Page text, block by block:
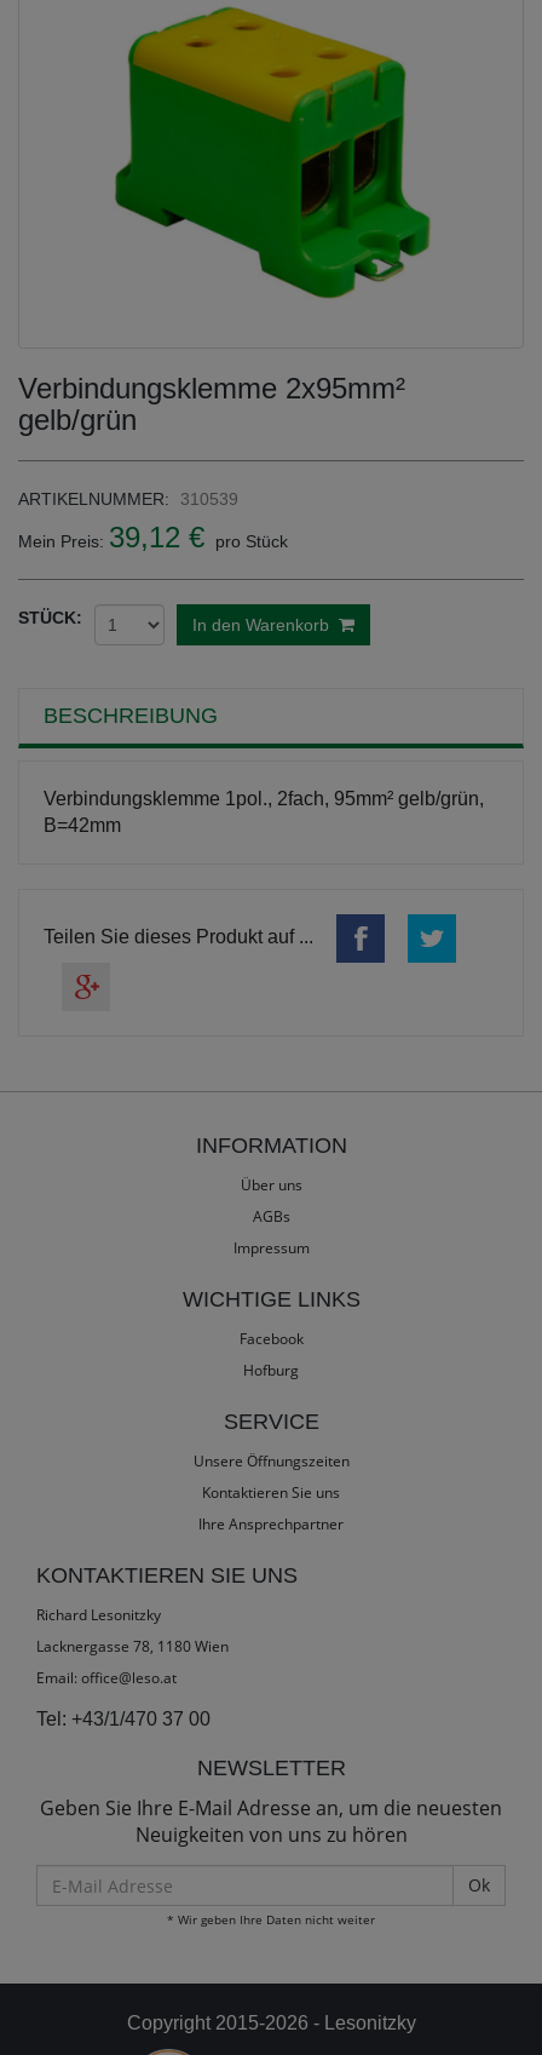
Verbindungsklemme 2x95mm²
gelb/grün
ARTIKELNUMMER: 310539
Mein Preis: 39,12 € pro Stück
STÜCK: In den Warenkorb
BESCHREIBUNG
Verbindungsklemme 1pol., 2fach, 95mm² gelb/grün,
B=42mm
Teilen Sie dieses Produkt auf ...
INFORMATION
Über uns
AGBs
Impressum
WICHTIGE LINKS
Facebook
Hofburg
SERVICE
Unsere Öffnungszeiten
Kontaktieren Sie uns
Ihre Ansprechpartner
KONTAKTIEREN SIE UNS
Richard Lesonitzky
Lacknergasse 78, 1180 Wien
Email: office@leso.at
Tel: +43/1/470 37 00
NEWSLETTER
Geben Sie Ihre E-Mail Adresse an, um die neuesten
Neuigkeiten von uns zu hören
Mail
Adresse
* Wir geben Ihre Daten nicht weiter
Copyright 2015-2026 - Lesonitzky